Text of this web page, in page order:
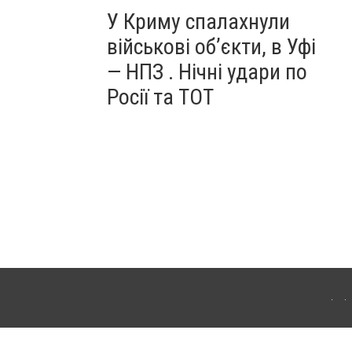
У Криму спалахнули
військові об’єкти, в Уфі
— НПЗ . Нічні удари по
Росії та ТОТ